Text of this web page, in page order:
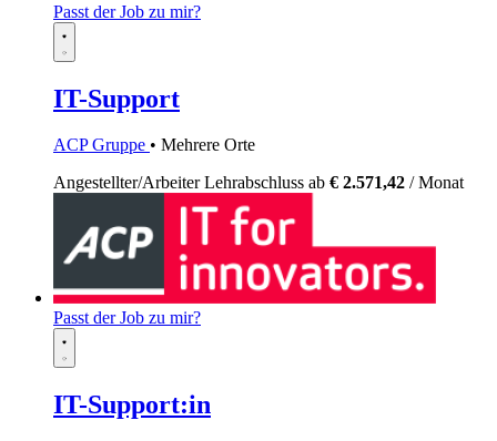
Passt der Job zu mir?
IT-Support
ACP Gruppe • Mehrere Orte
Angestellter/ArbeiterLehrabschluss ab € 2.571,42 / Monat
Passt der Job zu mir?
IT-Support:in